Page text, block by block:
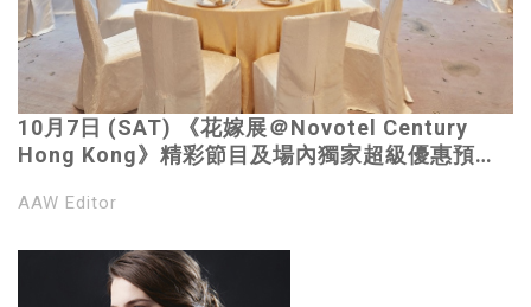
10月7日 (SAT) 《花嫁展＠Novotel Century
Hong Kong》精彩節目及場內獨家超級優惠預告
AAW Editor